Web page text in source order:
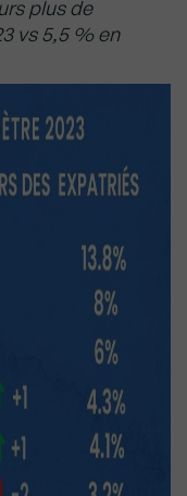
plus de
vs 5,5 % en